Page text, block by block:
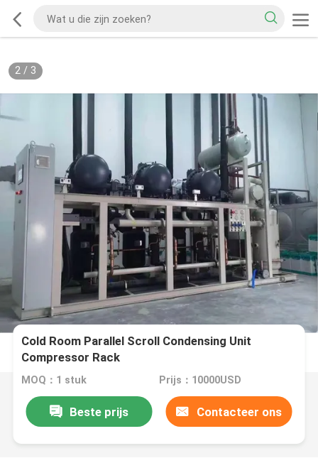
2/ 3
Cold Room Parallel Scroll Condensing Unit
Compressor Rack
MOQ：1 stuk Prijs：10000USD
Beste prijs Contacteer ons